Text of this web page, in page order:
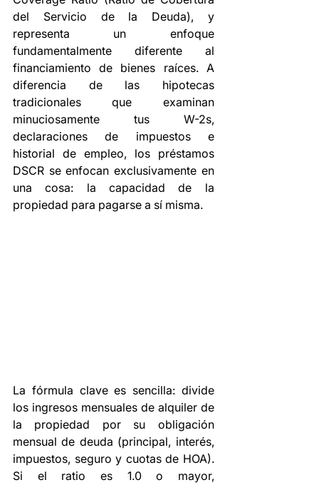
del Servicio de la Deuda), y
representa un enfoque
fundamentalmente diferente al
financiamiento de bienes raíces. A
diferencia de las hipotecas
tradicionales que examinan
minuciosamente tus W-2s,
declaraciones de impuestos e
historial de empleo, los préstamos
DSCR se enfocan exclusivamente en
una cosa: la capacidad de la
propiedad para pagarse a sí misma.
La fórmula clave es sencilla: divide
los ingresos mensuales de alquiler de
la propiedad por su obligación
mensual de deuda (principal, interés,
impuestos, seguro y cuotas de HOA).
Si el ratio es 1.0 o mayor,